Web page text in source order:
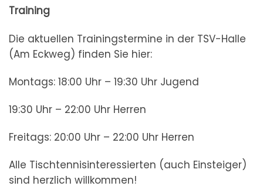
Training
Die aktuellen Trainingstermine in der TSV-Halle
(Am Eckweg) finden Sie hier:
Montags: 18:00 Uhr – 19:30 Uhr Jugend
19:30 Uhr – 22:00 Uhr Herren
Freitags: 20:00 Uhr – 22:00 Uhr Herren
Alle Tischtennisinteressierten (auch Einsteiger)
sind herzlich willkommen!